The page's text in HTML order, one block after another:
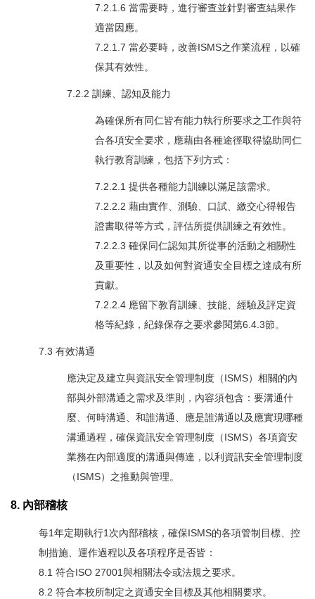
7.2.1.6 當需要時，進行審查並針對審查結果作
適當因應。
7.2.1.7 當必要時，改善ISMS之作業流程，以確
保其有效性。
7.2.2 訓練、認知及能力
為確保所有同仁皆有能力執行所要求之工作與符
合各項安全要求，應藉由各種途徑取得協助同仁
執行教育訓練，包括下列方式：
7.2.2.1 提供各種能力訓練以滿足該需求。
7.2.2.2 藉由實作、測驗、口試、繳交心得報告
證書取得等方式，評估所提供訓練之有效性。
7.2.2.3 確保同仁認知其所從事的活動之相關性
及重要性，以及如何對資通安全目標之達成有所
貢獻。
7.2.2.4 應留下教育訓練、技能、經驗及評定資
格等紀錄，紀錄保存之要求參閱第6.4.3節。
7.3 有效溝通
應決定及建立與資訊安全管理制度（ISMS）相關的內
部與外部溝通之需求及準則，內容須包含：要溝通什
麼、何時溝通、和誰溝通、應是誰溝通以及應實現哪種
溝通過程，確保資訊安全管理制度（ISMS）各項資安
業務在內部適度的溝通與傳達，以利資訊安全管理制度
（ISMS）之推動與管理。
8. 內部稽核
每1年定期執行1次內部稽核，確保ISMS的各項管制目標、控
制措施、運作過程以及各項程序是否皆：
8.1 符合ISO 27001與相關法令或法規之要求。
8.2 符合本校所制定之資通安全目標及其他相關要求。